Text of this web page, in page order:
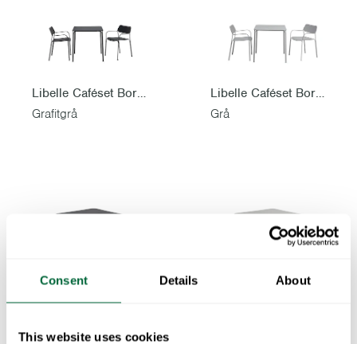
Consent Details About
This website uses cookies
Libelle Caféset Bord & 2 stolar
Grafitgrå
Libelle Caféset Bord & 2 stolar
Grå
Pulverlackerad i grafitgrå